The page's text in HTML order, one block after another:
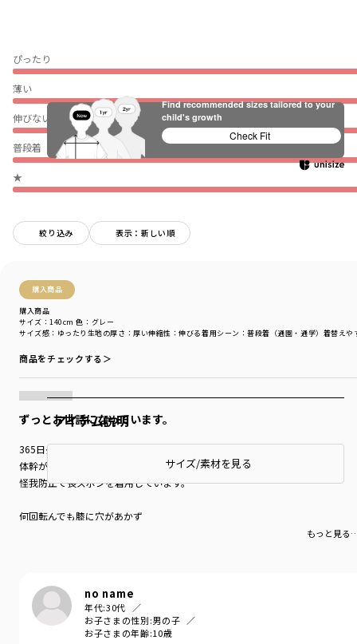
ぴったり
薄い
伸びない
普段着（通園・通学）
★
絞り込み 表示：新しい順
購入商品
購入商品
サイズ感 ：ゆったり 生地の厚さ ：厚い伸縮性 ：伸びる着用シーン ：普段着（通園・通学） 着替えや
サイズ：140cm 色：グレー
商品をチェックする＞
ずっとお世話になっています。
365日長ズボンを履いている息子。
体幹が弱い為、すぐ転んで怪我をしてしまうので
怪我防止で長ズボンを着用しています。
何回転んでも膝に穴があかず
もう何代目か分からないくらいです（笑）
履くサイズがなくなるまで
お世話になろうと思います！
もっと見る
no name
年代:30代
お子さまの性別:男の子
お子さまの年齢:10歳
アイテム説明
サイズ/素材を見る
Find recommended sizes tailored to your
child's growth
Check Fit